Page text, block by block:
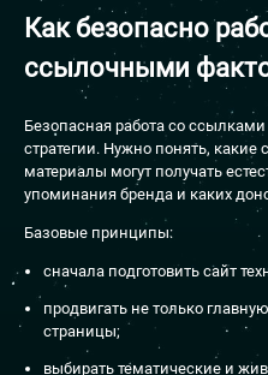
Как безопасно
ссылочными
Безопасная работа со
стратегии. Нужно понять, какие
материалы могут получать
упоминания бренда и каких
Базовые принципы:
сначала подготовить сайт
продвигать не только
страницы;
выбирать тематические и